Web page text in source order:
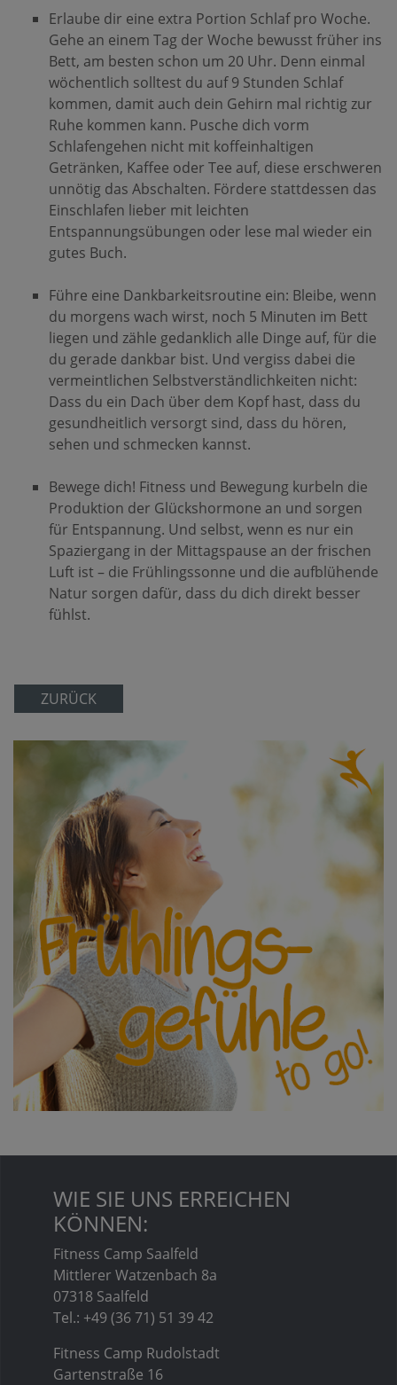
Erlaube dir eine extra Portion Schlaf pro Woche.
Gehe an einem Tag der Woche bewusst früher ins
Bett, am besten schon um 20 Uhr. Denn einmal
wöchentlich solltest du auf 9 Stunden Schlaf
kommen, damit auch dein Gehirn mal richtig zur
Ruhe kommen kann. Pusche dich vorm
Schlafengehen nicht mit koffeinhaltigen
Getränken, Kaffee oder Tee auf, diese erschweren
unnötig das Abschalten. Fördere stattdessen das
Einschlafen lieber mit leichten
Entspannungsübungen oder lese mal wieder ein
gutes Buch.
Führe eine Dankbarkeitsroutine ein: Bleibe, wenn
du morgens wach wirst, noch 5 Minuten im Bett
liegen und zähle gedanklich alle Dinge auf, für die
du gerade dankbar bist. Und vergiss dabei die
vermeintlichen Selbstverständlichkeiten nicht:
Dass du ein Dach über dem Kopf hast, dass du
gesundheitlich versorgt sind, dass du hören,
sehen und schmecken kannst.
Bewege dich! Fitness und Bewegung kurbeln die
Produktion der Glückshormone an und sorgen
für Entspannung. Und selbst, wenn es nur ein
Spaziergang in der Mittagspause an der frischen
Luft ist – die Frühlingssonne und die aufblühende
Natur sorgen dafür, dass du dich direkt besser
fühlst.
ZURÜCK
WIE SIE UNS ERREICHEN
KÖNNEN:
Fitness Camp Saalfeld
Mittlerer Watzenbach 8a
07318 Saalfeld
Tel.: +49 (36 71) 51 39 42
Fitness Camp Rudolstadt
Gartenstraße 16